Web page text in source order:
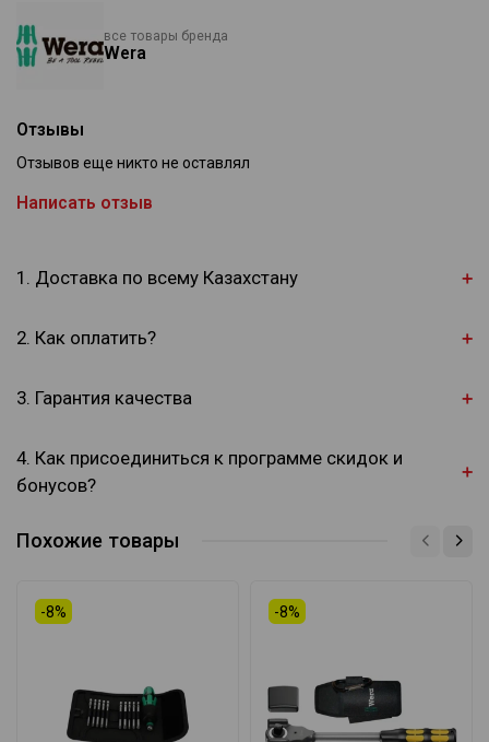
все товары бренда
Wera
Отзывы
Отзывов еще никто не оставлял
Написать отзыв
1. Доставка по всему Казахстану
2. Как оплатить?
3. Гарантия качества
4. Как присоединиться к программе скидок и
бонусов?
Похожие товары
-8% -8%